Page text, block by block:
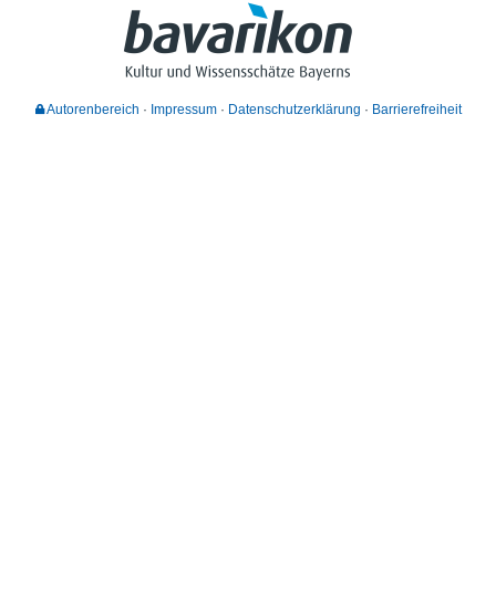
Autorenbereich Impressum Datenschutzerklärung Barrierefreiheit